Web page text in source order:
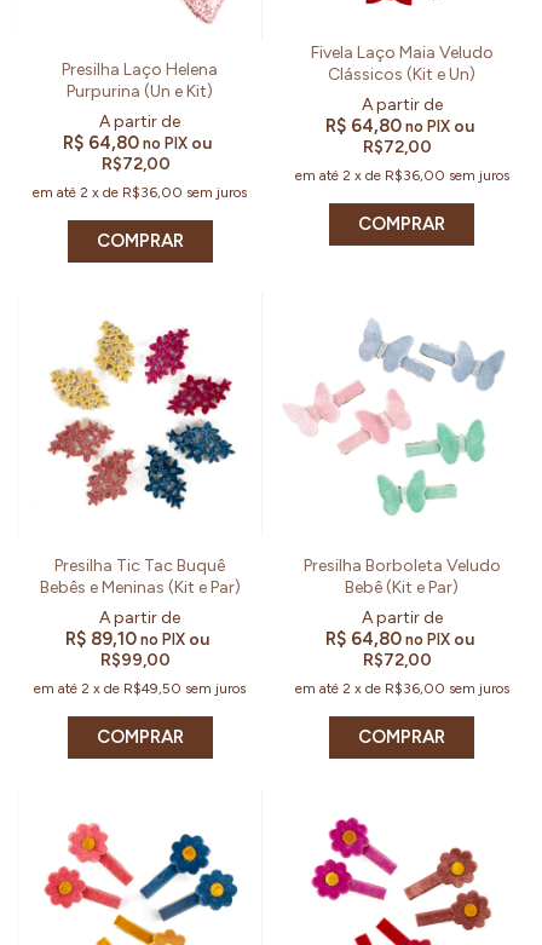
Presilha Laço Helena
Purpurina (Un e Kit)
R$ 64,80 no PIX ou
R$72,00
em até2 xde R$36,00 sem juros
COMPRAR
Fivela Laço Maia Veludo
Clássicos (Kit e Un)
R$ 64,80no PIX ou
R$72,00
em até 2 x de R$36,00 sem juros
COMPRAR
Presilha Tic Tac Buquê
Bebês e Meninas (Kit e Par)
R$ 89,10 no PIX ou
R$99,00
em até2 xde R$49,50 sem juros
COMPRAR
Presilha Borboleta Veludo
Bebê (Kit e Par)
R$ 64,80no PIX ou
R$72,00
em até 2 x de R$36,00 sem juros
COMPRAR